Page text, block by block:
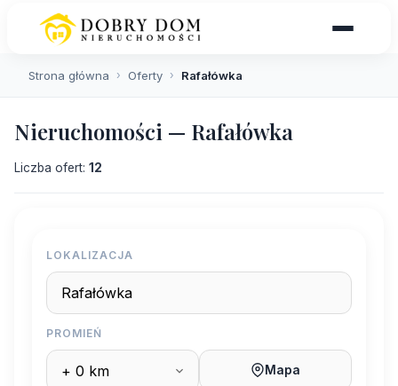
Strona główna › Oferty › Rafałówka
Nieruchomości — Rafałówka
Liczba ofert: 12
LOKALIZACJA
PROMIEŃ
Mapa